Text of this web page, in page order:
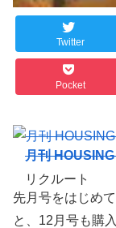
Twitter
Pocket
月刊
リクルート
先月号をはじめ
と、12月号も購入